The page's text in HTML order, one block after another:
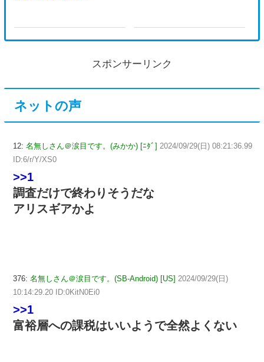
スポンサーリンク
ネットの声
12: 名無しさん＠涙目です。(みかか) [ﾆﾀﾞ] 2024/09/29(日) 08:21:36.99
ID:6/r/Y/XS0
>>1
調査だけで終わりそうだな
アリスギアかよ
376: 名無しさん＠涙目です。(SB-Android) [US] 2024/09/29(日)
10:14:29.20 ID:0KitN0Ei0
>>1
富裕層への課税はいいようで全然よくない